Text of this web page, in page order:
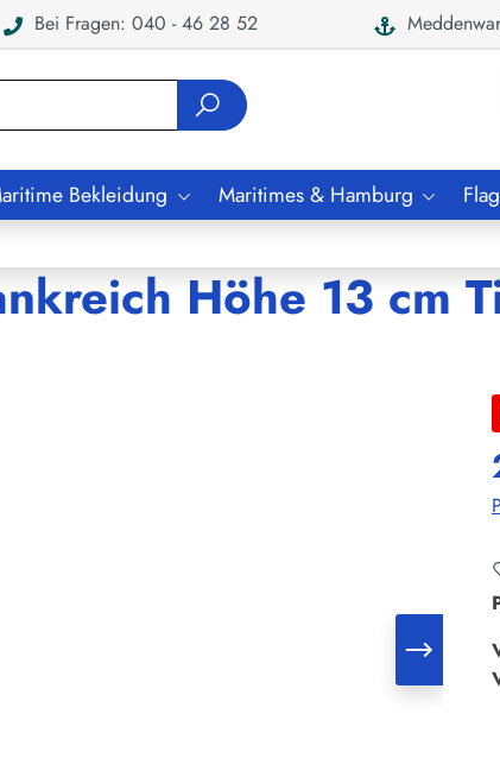
Bei Fragen: 040 - 46 28 52
Bekleidung Maritimes & Hamburg
Höhe 13 cm